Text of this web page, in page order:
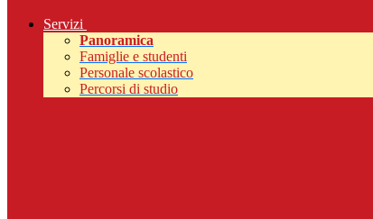
Servizi
Panoramica
Famiglie e studenti
Personale scolastico
Percorsi di studio